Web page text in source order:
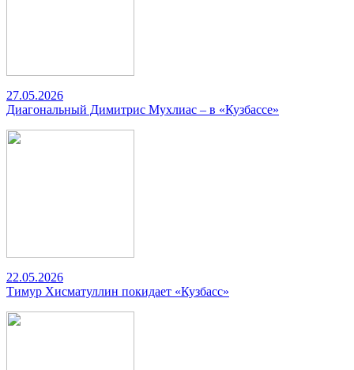
27.05.2026
Диагональный Димитрис Мухлиас – в «Кузбассе»
22.05.2026
Тимур Хисматуллин покидает «Кузбасс»